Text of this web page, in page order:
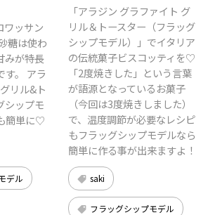
ワッサン
糖は使わ
みが特長
す。 アラ
リル&ト
シップモ
簡単に♡
デル
「アラジン グラファイト グ
リル＆トースター（フラッグ
シップモデル）」でイタリア
の伝統菓子ビスコッティを♡
「2度焼きした」という言葉
が語源となっているお菓子
（今回は3度焼きしました）
で、温度調節が必要なレシピ
もフラッグシップモデルなら
簡単に作る事が出来ますよ！
saki
フラッグシップモデル